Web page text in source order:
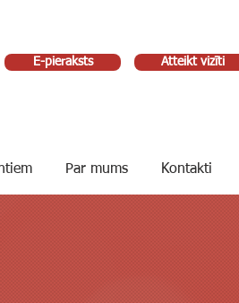
E-pieraksts Atteikt vizīti
Par mums Kontakti